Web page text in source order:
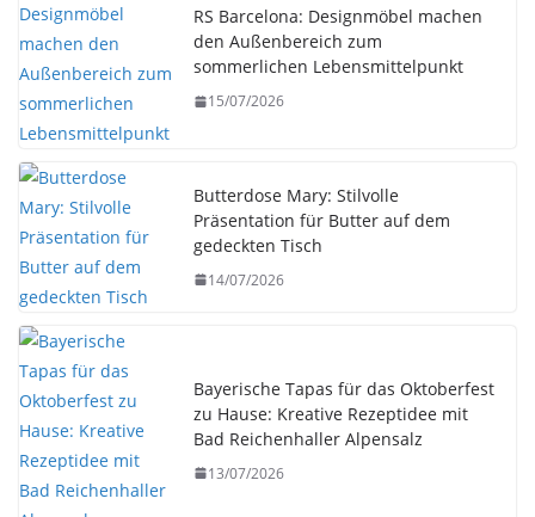
RS Barcelona: Designmöbel machen
den Außenbereich zum
sommerlichen Lebensmittelpunkt
15/07/2026
Butterdose Mary: Stilvolle
Präsentation für Butter auf dem
gedeckten Tisch
14/07/2026
Bayerische Tapas für das Oktoberfest
zu Hause: Kreative Rezeptidee mit
Bad Reichenhaller Alpensalz
13/07/2026